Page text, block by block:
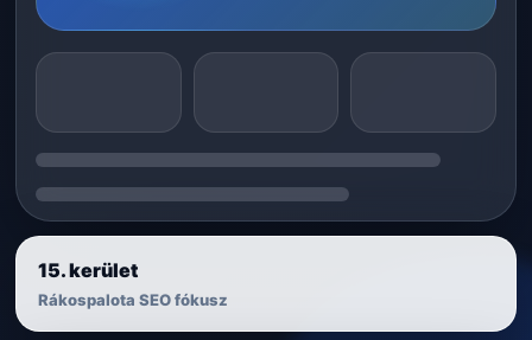
15. kerület
Rákospalota SEO fókusz